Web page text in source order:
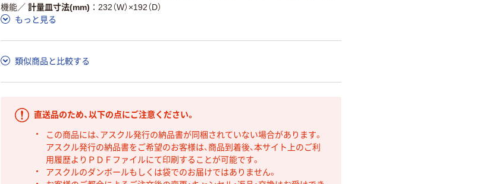
機能／ 計量皿寸法(mm)
232（W）×192（D）
もっと見る
類似商品と比較する
直送品のため、以下の点にご注意ください。
この商品には、アスクル発行の納品書が同梱されていない場合があります。
アスクル発行の納品書をご希望のお客様は、商品到着後、本サイト上のご利
用履歴よりＰＤＦファイルにて印刷することが可能です。
アスクルのダンボールもしくは袋でのお届けではありません。